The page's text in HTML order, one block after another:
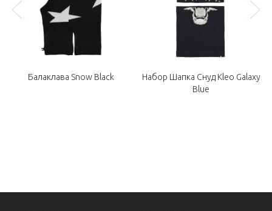
Балаклава Snow Black
Набор Шапка Снуд Kleo Galaxy
Blue